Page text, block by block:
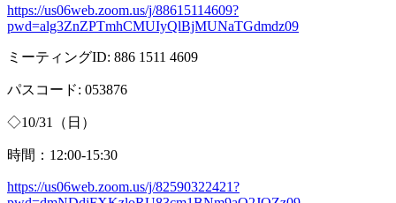
https://us06web.zoom.us/j/88615114609?
pwd=alg3ZnZPTmhCMUIyQlBjMUNaTGdmdz09
ミーティングID: 886 1511 4609
パスコード: 053876
◇10/31 （日）
時間： 12:00-15:30
https://us06web.zoom.us/j/82590322421?